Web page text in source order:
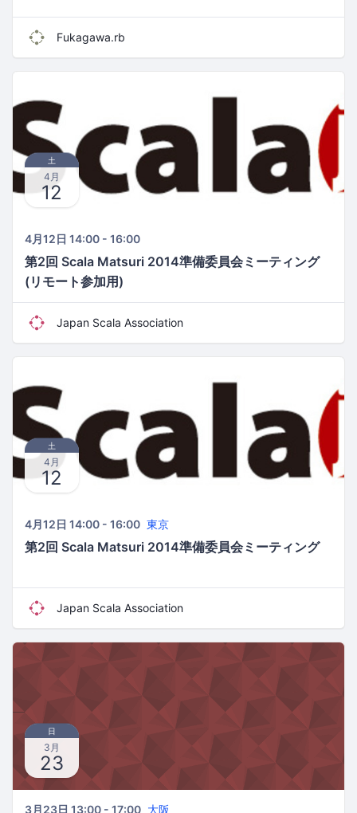
Fukagawa.rb
土
4月
12
4月12日 14:00 - 16:00
第2回 Scala Matsuri 2014準備委員会ミーティング
(リモート参加用)
Japan Scala Association
土
4月
12
4月12日 14:00 - 16:00 東京
第2回 Scala Matsuri 2014準備委員会ミーティング
Japan Scala Association
日
3月
23
3月23日 13:00 - 17:00 大阪